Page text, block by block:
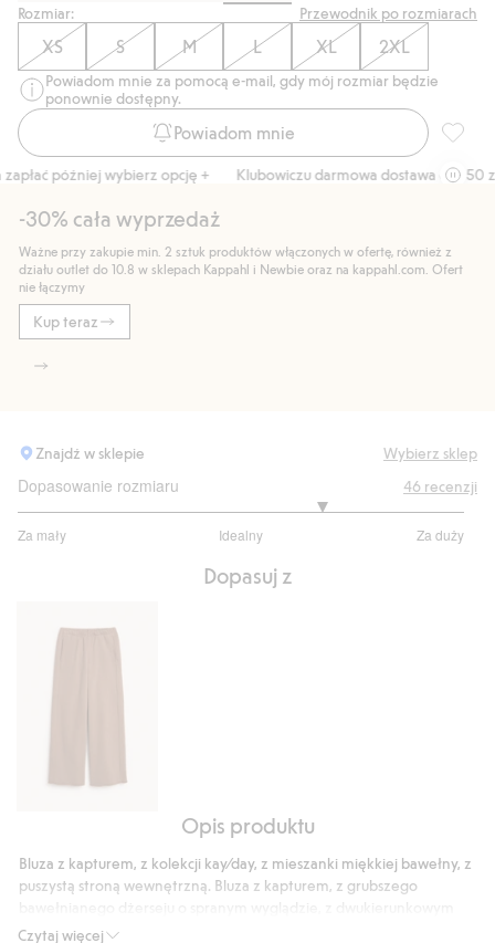
Rozmiar: Przewodnik po rozmiarach
XS S M L XL 2XL
Powiadom mnie za pomocą e-mail, gdy mój rozmiar będzie
ponownie dostępny.
Powiadom mnie
później wybierz opcję + Klubowiczu darmowa dostawa od 150 zł
-30% cała wyprzedaż
Ważne przy zakupie min. 2 sztuk produktów włączonych w ofertę, również z
działu outlet do 10.8 w sklepach Kappahl i Newbie oraz na kappahl.com. Ofert
nie łączymy
Kup teraz
Znajdź w sklepie Wybierz sklep
Dopasowanie rozmiaru
Za mały Idealny Za duży
na
głosów
46 recenzji
Dopasuj z
kroju
Opis produktu
Czytaj więcej
Bluza z kapturem, z kolekcji kay⁄day, z mieszanki miękkiej bawełny, z
puszystą stroną wewnętrzną. Bluza z kapturem, z grubszego
zamkiem błyskawicznym. Dwie ukośne otwarte kieszenie oraz